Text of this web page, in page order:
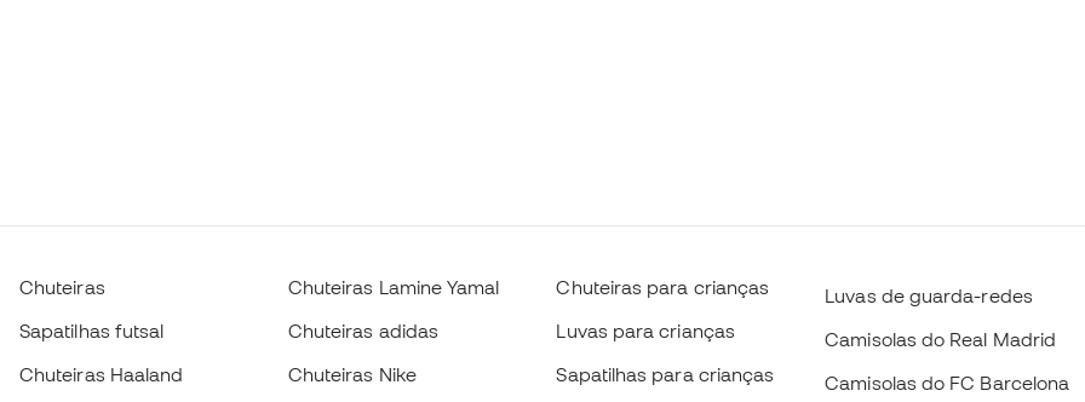
Chuteiras
Sapatilhas futsal
Chuteiras Haaland
Chuteiras Lamine Yamal
Chuteiras adidas
Chuteiras Nike
Chuteiras para crianças
Luvas para crianças
Sapatilhas para crianças
Luvas de guarda-redes
Camisolas do Real Madrid
Camisolas do FC Barcelona